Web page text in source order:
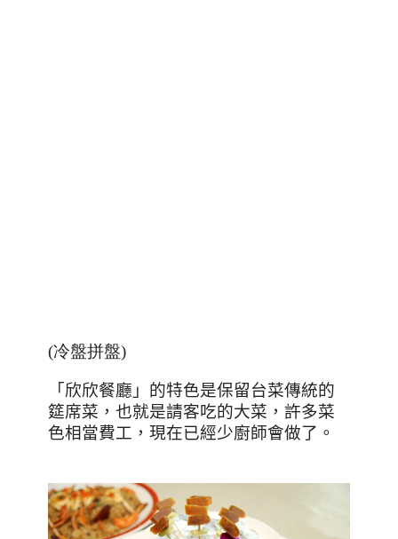
(冷盤拼盤)
「欣欣餐廳」的特色是保留台菜傳統的
筵席菜，也就是請客吃的大菜，許多菜
色相當費工，現在已經少廚師會做了。